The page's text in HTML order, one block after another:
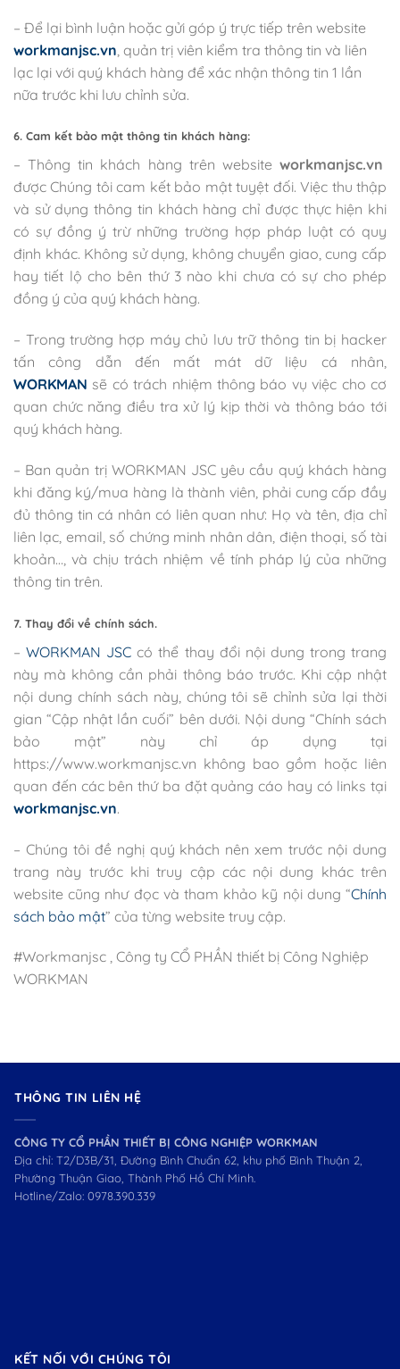
– Để lại bình luận hoặc gửi góp ý trực tiếp trên website
workmanjsc.vn , quản trị viên kiểm tra thông tin và liên
lạc lại với quý khách hàng để xác nhận thông tin 1 lần
nữa trước khi lưu chỉnh sửa.
6. Cam kết bảo mật thông tin khách hàng:
– Thông tin khách hàng trên website workmanjsc.vn
được Chúng tôi cam kết bảo mật tuyệt đối. Việc thu thập
và sử dụng thông tin khách hàng chỉ được thực hiện khi
có sự đồng ý trừ những trường hợp pháp luật có quy
định khác. Không sử dụng, không chuyển giao, cung cấp
hay tiết lộ cho bên thứ 3 nào khi chưa có sự cho phép
đồng ý của quý khách hàng.
– Trong trường hợp máy chủ lưu trữ thông tin bị hacker
tấn công dẫn đến mất mát dữ liệu cá nhân,
WORKMAN sẽ có trách nhiệm thông báo vụ việc cho cơ
quan chức năng điều tra xử lý kịp thời và thông báo tới
quý khách hàng.
– Ban quản trị WORKMAN JSC yêu cầu quý khách hàng
khi đăng ký/mua hàng là thành viên, phải cung cấp đầy
đủ thông tin cá nhân có liên quan như: Họ và tên, địa chỉ
liên lạc, email, số chứng minh nhân dân, điện thoại, số tài
khoản…, và chịu trách nhiệm về tính pháp lý của những
thông tin trên.
7. Thay đổi về chính sách.
–WORKMAN JSC có thể thay đổi nội dung trong trang
này mà không cần phải thông báo trước. Khi cập nhật
nội dung chính sách này, chúng tôi sẽ chỉnh sửa lại thời
gian “Cập nhật lần cuối” bên dưới. Nội dung “Chính sách
bảo mật” này chỉ áp dụng tại
https://www.workmanjsc.vn không bao gồm hoặc liên
quan đến các bên thứ ba đặt quảng cáo hay có links tại
workmanjsc.vn.
– Chúng tôi đề nghị quý khách nên xem trước nội dung
trang này trước khi truy cập các nội dung khác trên
website cũng như đọc và tham khảo kỹ nội dung “Chính
sách bảo mật” của từng website truy cập.
#Workmanjsc , Công ty CỔ PHẦN thiết bị Công Nghiệp
WORKMAN
THÔNG TIN LIÊN HỆ
CÔNG TY CỔ PHẦN THIẾT BỊ CÔNG NGHIỆP WORKMAN
Địa chỉ: T2/D3B/31, Đường Bình Chuẩn 62, khu phố Bình Thuận 2,
Phường Thuận Giao, Thành Phố Hồ Chí Minh.
Hotline/Zalo: 0978.390.339
KẾT NỐI VỚI CHÚNG TÔI